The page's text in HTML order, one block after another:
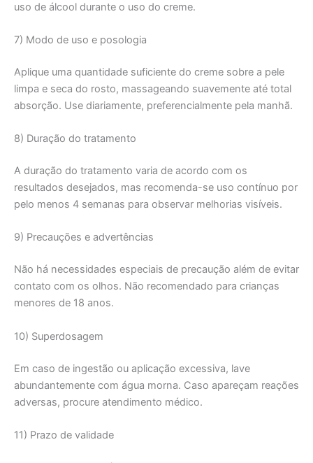
uso de álcool durante o uso do creme.
7) Modo de uso e posologia
Aplique uma quantidade suficiente do creme sobre a pele
limpa e seca do rosto, massageando suavemente até total
absorção. Use diariamente, preferencialmente pela manhã.
8) Duração do tratamento
A duração do tratamento varia de acordo com os
resultados desejados, mas recomenda-se uso contínuo por
pelo menos 4 semanas para observar melhorias visíveis.
9) Precauções e advertências
Não há necessidades especiais de precaução além de evitar
contato com os olhos. Não recomendado para crianças
menores de 18 anos.
10) Superdosagem
Em caso de ingestão ou aplicação excessiva, lave
abundantemente com água morna. Caso apareçam reações
adversas, procure atendimento médico.
11) Prazo de validade